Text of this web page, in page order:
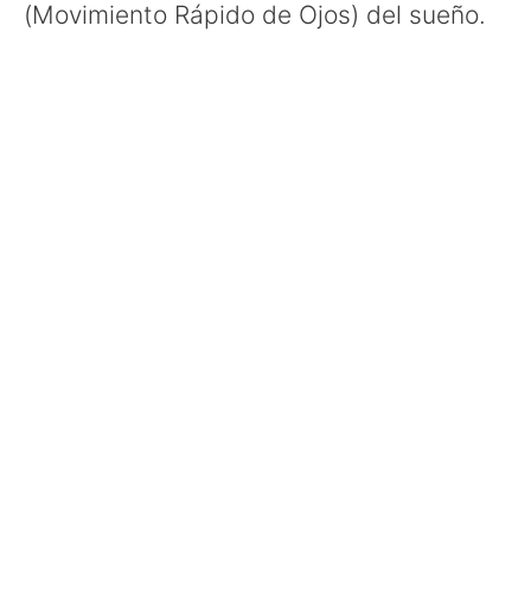
(Movimiento Rápido de Ojos) del sueño.